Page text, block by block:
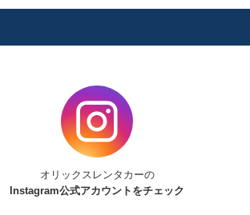
オリックスレンタカーの
Instagram公式アカウントをチェック